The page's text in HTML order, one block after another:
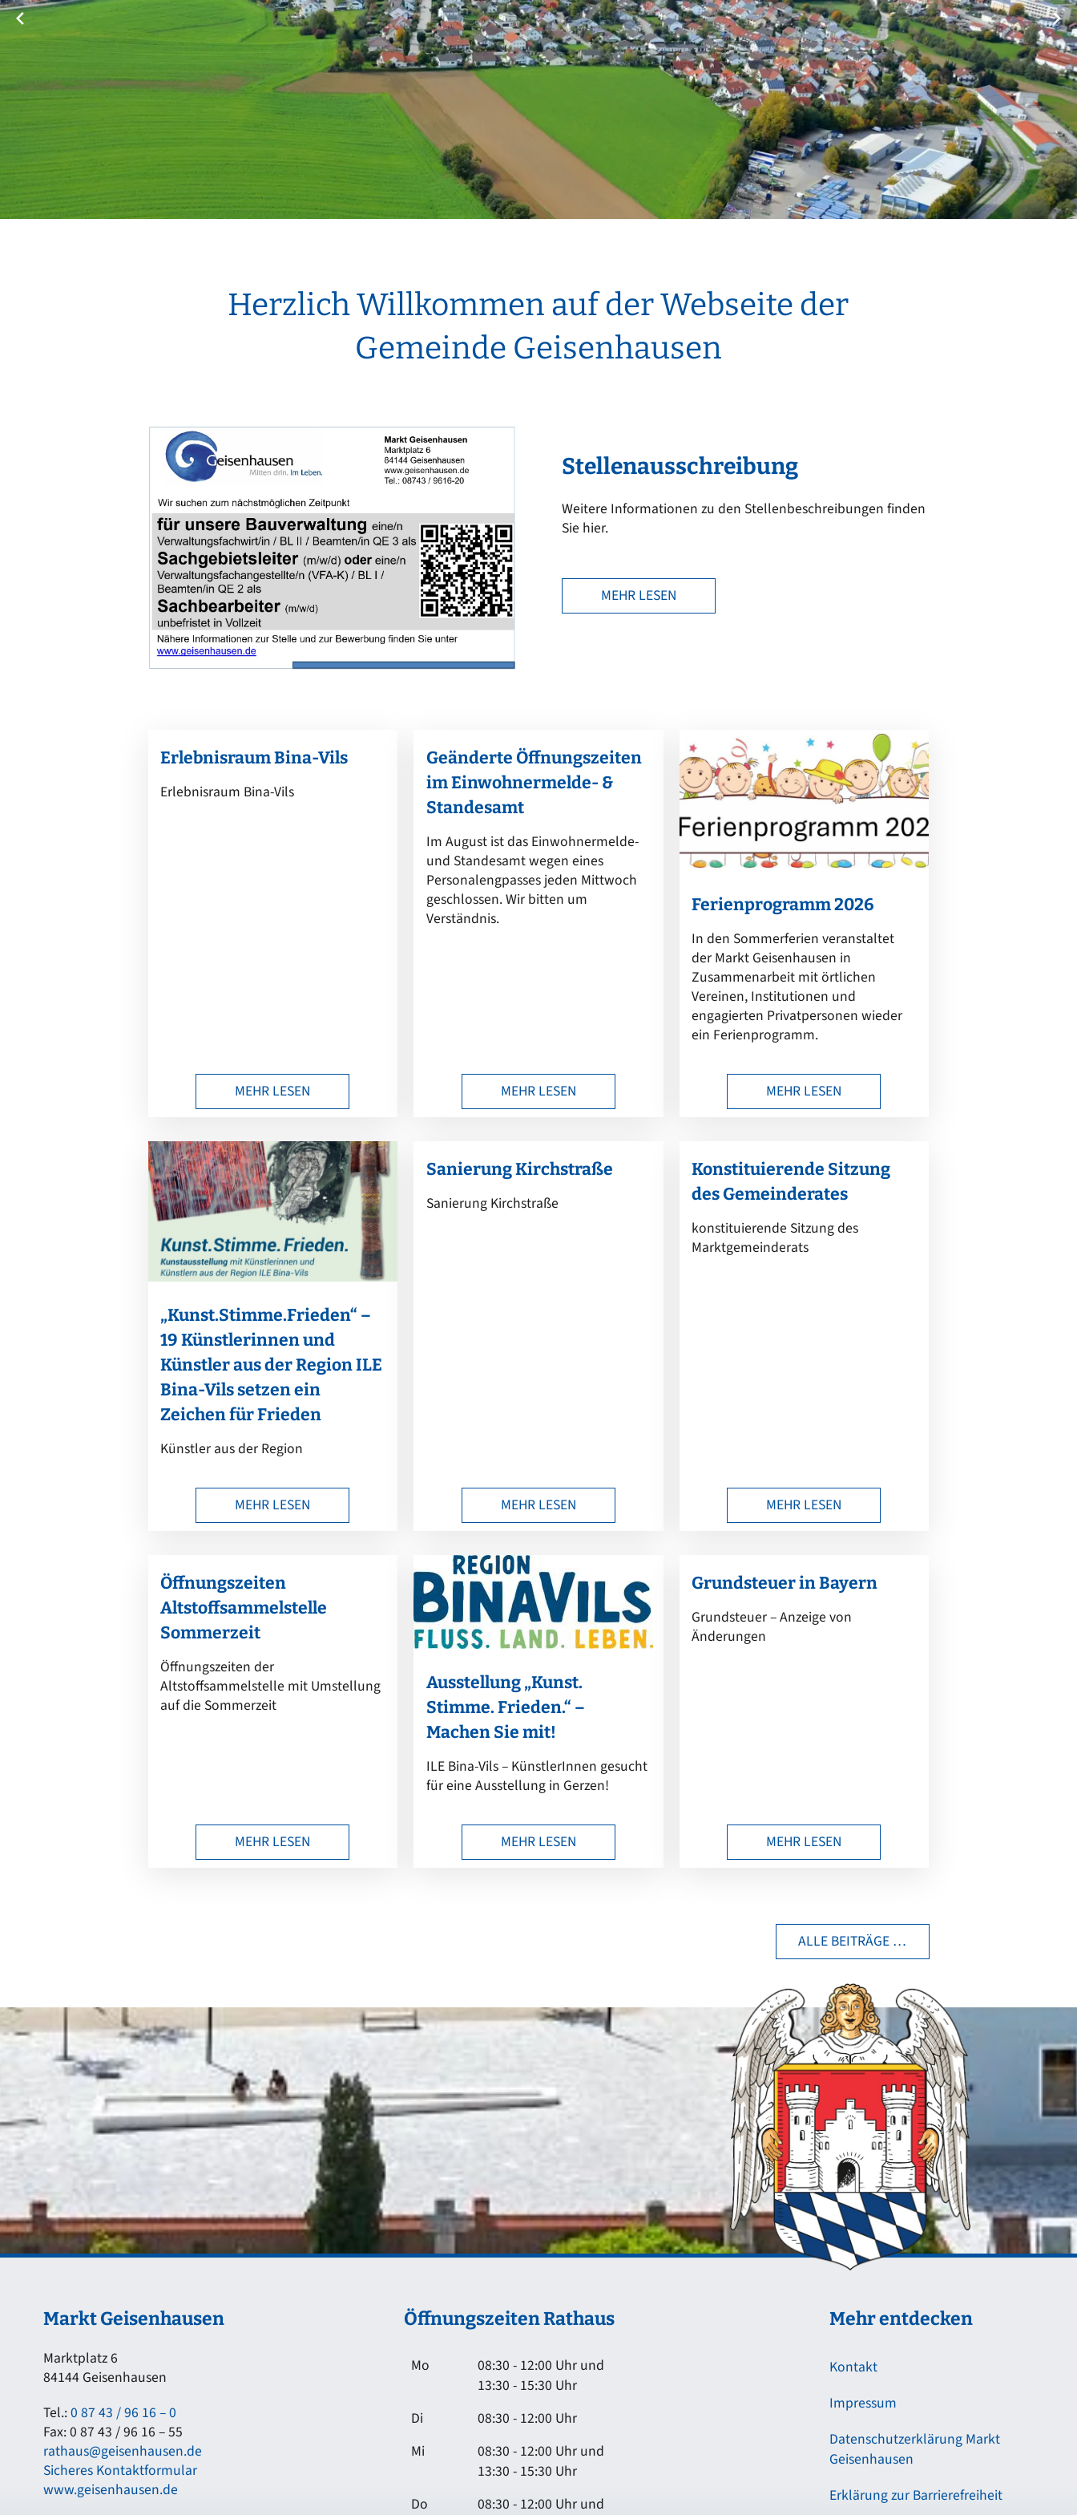
Wasserversorgung
Stellenangebote
Sonstige Bekanntmachungen
Wasserrecht
CARMEN
Rechnet sich
Solarenergie für mich?
Wärmepumpe
Kindergarten an der Vils
Kinderkrippe an der Vils
Kinderhort
Herzlich Willkommen auf der Webseite der
Gemeinde Geisenhausen
Stellenausschreibung
Weitere Informationen zu den Stellenbeschreibungen finden
Sie hier.
MEHR LESEN
Erlebnisraum Bina-Vils
Erlebnisraum Bina-Vils
MEHR LESEN
Geänderte Öffnungszeiten
im Einwohnermelde- &
Standesamt
Im August ist das Einwohnermelde-
und Standesamt wegen eines
Personalengpasses jeden Mittwoch
geschlossen. Wir bitten um
Verständnis.
MEHR LESEN
Ferienprogramm 2026
In den Sommerferien veranstaltet
der Markt Geisenhausen in
Zusammenarbeit mit örtlichen
Vereinen, Institutionen und
engagierten Privatpersonen wieder
ein Ferienprogramm.
MEHR LESEN
„Kunst.Stimme.Frieden“ –
19 Künstlerinnen und
Künstler aus der Region ILE
Bina-Vils setzen ein
Zeichen für Frieden
Künstler aus der Region
MEHR LESEN
Sanierung Kirchstraße
Sanierung Kirchstraße
MEHR LESEN
Konstituierende Sitzung
des Gemeinderates
konstituierende Sitzung des
Marktgemeinderats
MEHR LESEN
Öffnungszeiten
Altstoffsammelstelle
Sommerzeit
Öffnungszeiten der
Altstoffsammelstelle mit Umstellung
auf die Sommerzeit
MEHR LESEN
Ausstellung „Kunst.
Stimme. Frieden.“ –
Machen Sie mit!
ILE Bina-Vils – KünstlerInnen gesucht
für eine Ausstellung in Gerzen!
MEHR LESEN
Grundsteuer in Bayern
Grundsteuer – Anzeige von
Änderungen
MEHR LESEN
ALLE BEITRÄGE …
Markt Geisenhausen
Marktplatz 6
84144 Geisenhausen
Tel.:0 87 43 / 96 16 – 0
Fax: 0 87 43 / 96 16 – 55
rathaus@geisenhausen.de
Sicheres Kontaktformular
www.geisenhausen.de
Öffnungszeiten Rathaus
Mo
08:30 - 12:00 Uhr und
13:30 - 15:30 Uhr
Di
08:30 - 12:00 Uhr
Mi
08:30 - 12:00 Uhr und
13:30 - 15:30 Uhr
Do
08:30 - 12:00 Uhr und
Mehr entdecken
Kontakt
Impressum
Datenschutzerklärung Markt
Geisenhausen
Erklärung zur Barrierefreiheit